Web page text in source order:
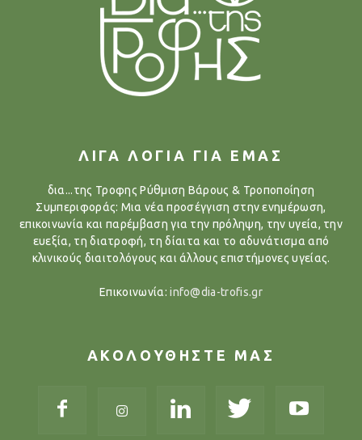
ΛΙΓΑ ΛΟΓΙΑ ΓΙΑ ΕΜΑΣ
δια...της Τροφης Ρύθμιση Βάρους & Τροποποίηση
Συμπεριφοράς: Μια νέα προσέγγιση στην ενημέρωση,
επικοινωνία και παρέμβαση για την πρόληψη, την υγεία, την
ευεξία, τη διατροφή, τη δίαιτα και το αδυνάτισμα από
κλινικούς διαιτολόγους και άλλους επιστήμονες υγείας.
Επικοινωνία:info@dia-trofis.gr
ΑΚΟΛΟΥΘΗΣΤΕ ΜΑΣ